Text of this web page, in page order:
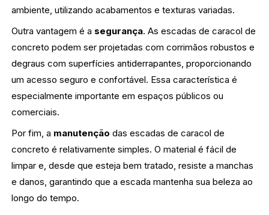
ambiente, utilizando acabamentos e texturas variadas.
Outra vantagem é a segurança. As escadas de caracol de
concreto podem ser projetadas com corrimãos robustos e
degraus com superfícies antiderrapantes, proporcionando
um acesso seguro e confortável. Essa característica é
especialmente importante em espaços públicos ou
comerciais.
Por fim, a manutenção das escadas de caracol de
concreto é relativamente simples. O material é fácil de
limpar e, desde que esteja bem tratado, resiste a manchas
e danos, garantindo que a escada mantenha sua beleza ao
longo do tempo.